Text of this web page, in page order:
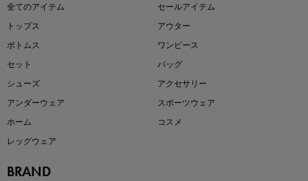
即戦力アイテム続々対象
全てのアイテム
セールアイテム
トップス
アウター
ボトムス
ワンピース
セット
バッグ
シューズ
アクセサリー
アンダーウェア
スポーツウェア
ホーム
コスメ
レッグウェア
BRAND